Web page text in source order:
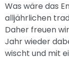
Was wäre das
alljährlichen
Daher freuen
Jahr wieder
wischt und mit